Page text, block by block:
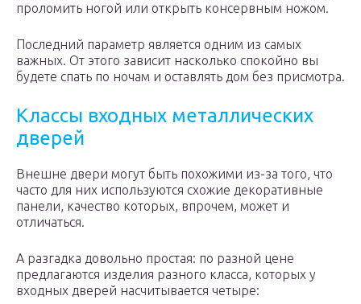
проломить ногой или открыть консервным ножом.
Последний параметр является одним из самых
важных. От этого зависит насколько спокойно вы
будете спать по ночам и оставлять дом без присмотра.
Классы входных металлических
дверей
Внешне двери могут быть похожими из-за того, что
часто для них используются схожие декоративные
панели, качество которых, впрочем, может и
отличаться.
А разгадка довольно простая: по разной цене
предлагаются изделия разного класса, которых у
входных дверей насчитывается четыре: